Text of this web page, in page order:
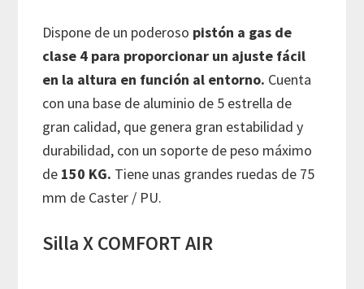
Dispone de un poderoso pistón a gas de
clase 4 para proporcionar un ajuste fácil
en la altura en función al entorno. Cuenta
con una base de aluminio de 5 estrella de
gran calidad, que genera gran estabilidad y
durabilidad, con un soporte de peso máximo
de 150 KG. Tiene unas grandes ruedas de 75
mm de Caster / PU.
Silla X COMFORT AIR